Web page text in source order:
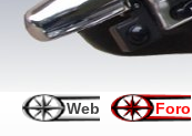
Web Foro